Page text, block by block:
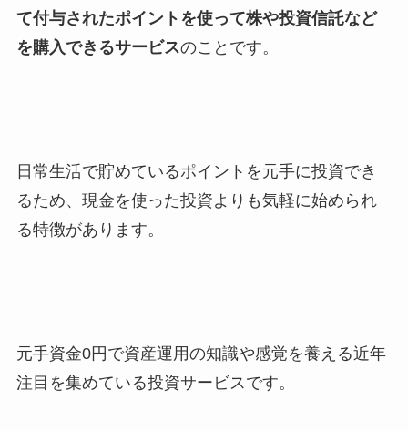
て付与されたポイントを使って株や投資信託など
を購入できるサービスのことです。
日常生活で貯めているポイントを元手に投資でき
るため、現金を使った投資よりも気軽に始められ
る特徴があります。
元手資金0円で資産運用の知識や感覚を養える近年
注目を集めている投資サービスです。